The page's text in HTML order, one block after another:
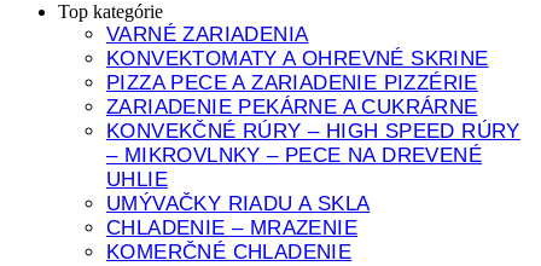
Top kategórie
VARNÉ ZARIADENIA
KONVEKTOMATY A OHREVNÉ SKRINE
PIZZA PECE A ZARIADENIE PIZZÉRIE
ZARIADENIE PEKÁRNE A CUKRÁRNE
KONVEKČNÉ RÚRY – HIGH SPEED RÚRY
– MIKROVLNKY – PECE NA DREVENÉ
UHLIE
UMÝVAČKY RIADU A SKLA
CHLADENIE – MRAZENIE
KOMERČNÉ CHLADENIE